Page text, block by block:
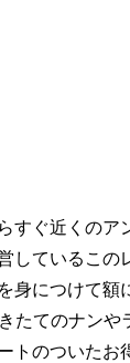
すぐ近くの
ているこ
につけて額
たてのナン
トのついた